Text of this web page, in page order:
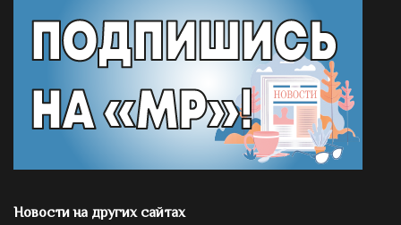
Новости на других сайтах